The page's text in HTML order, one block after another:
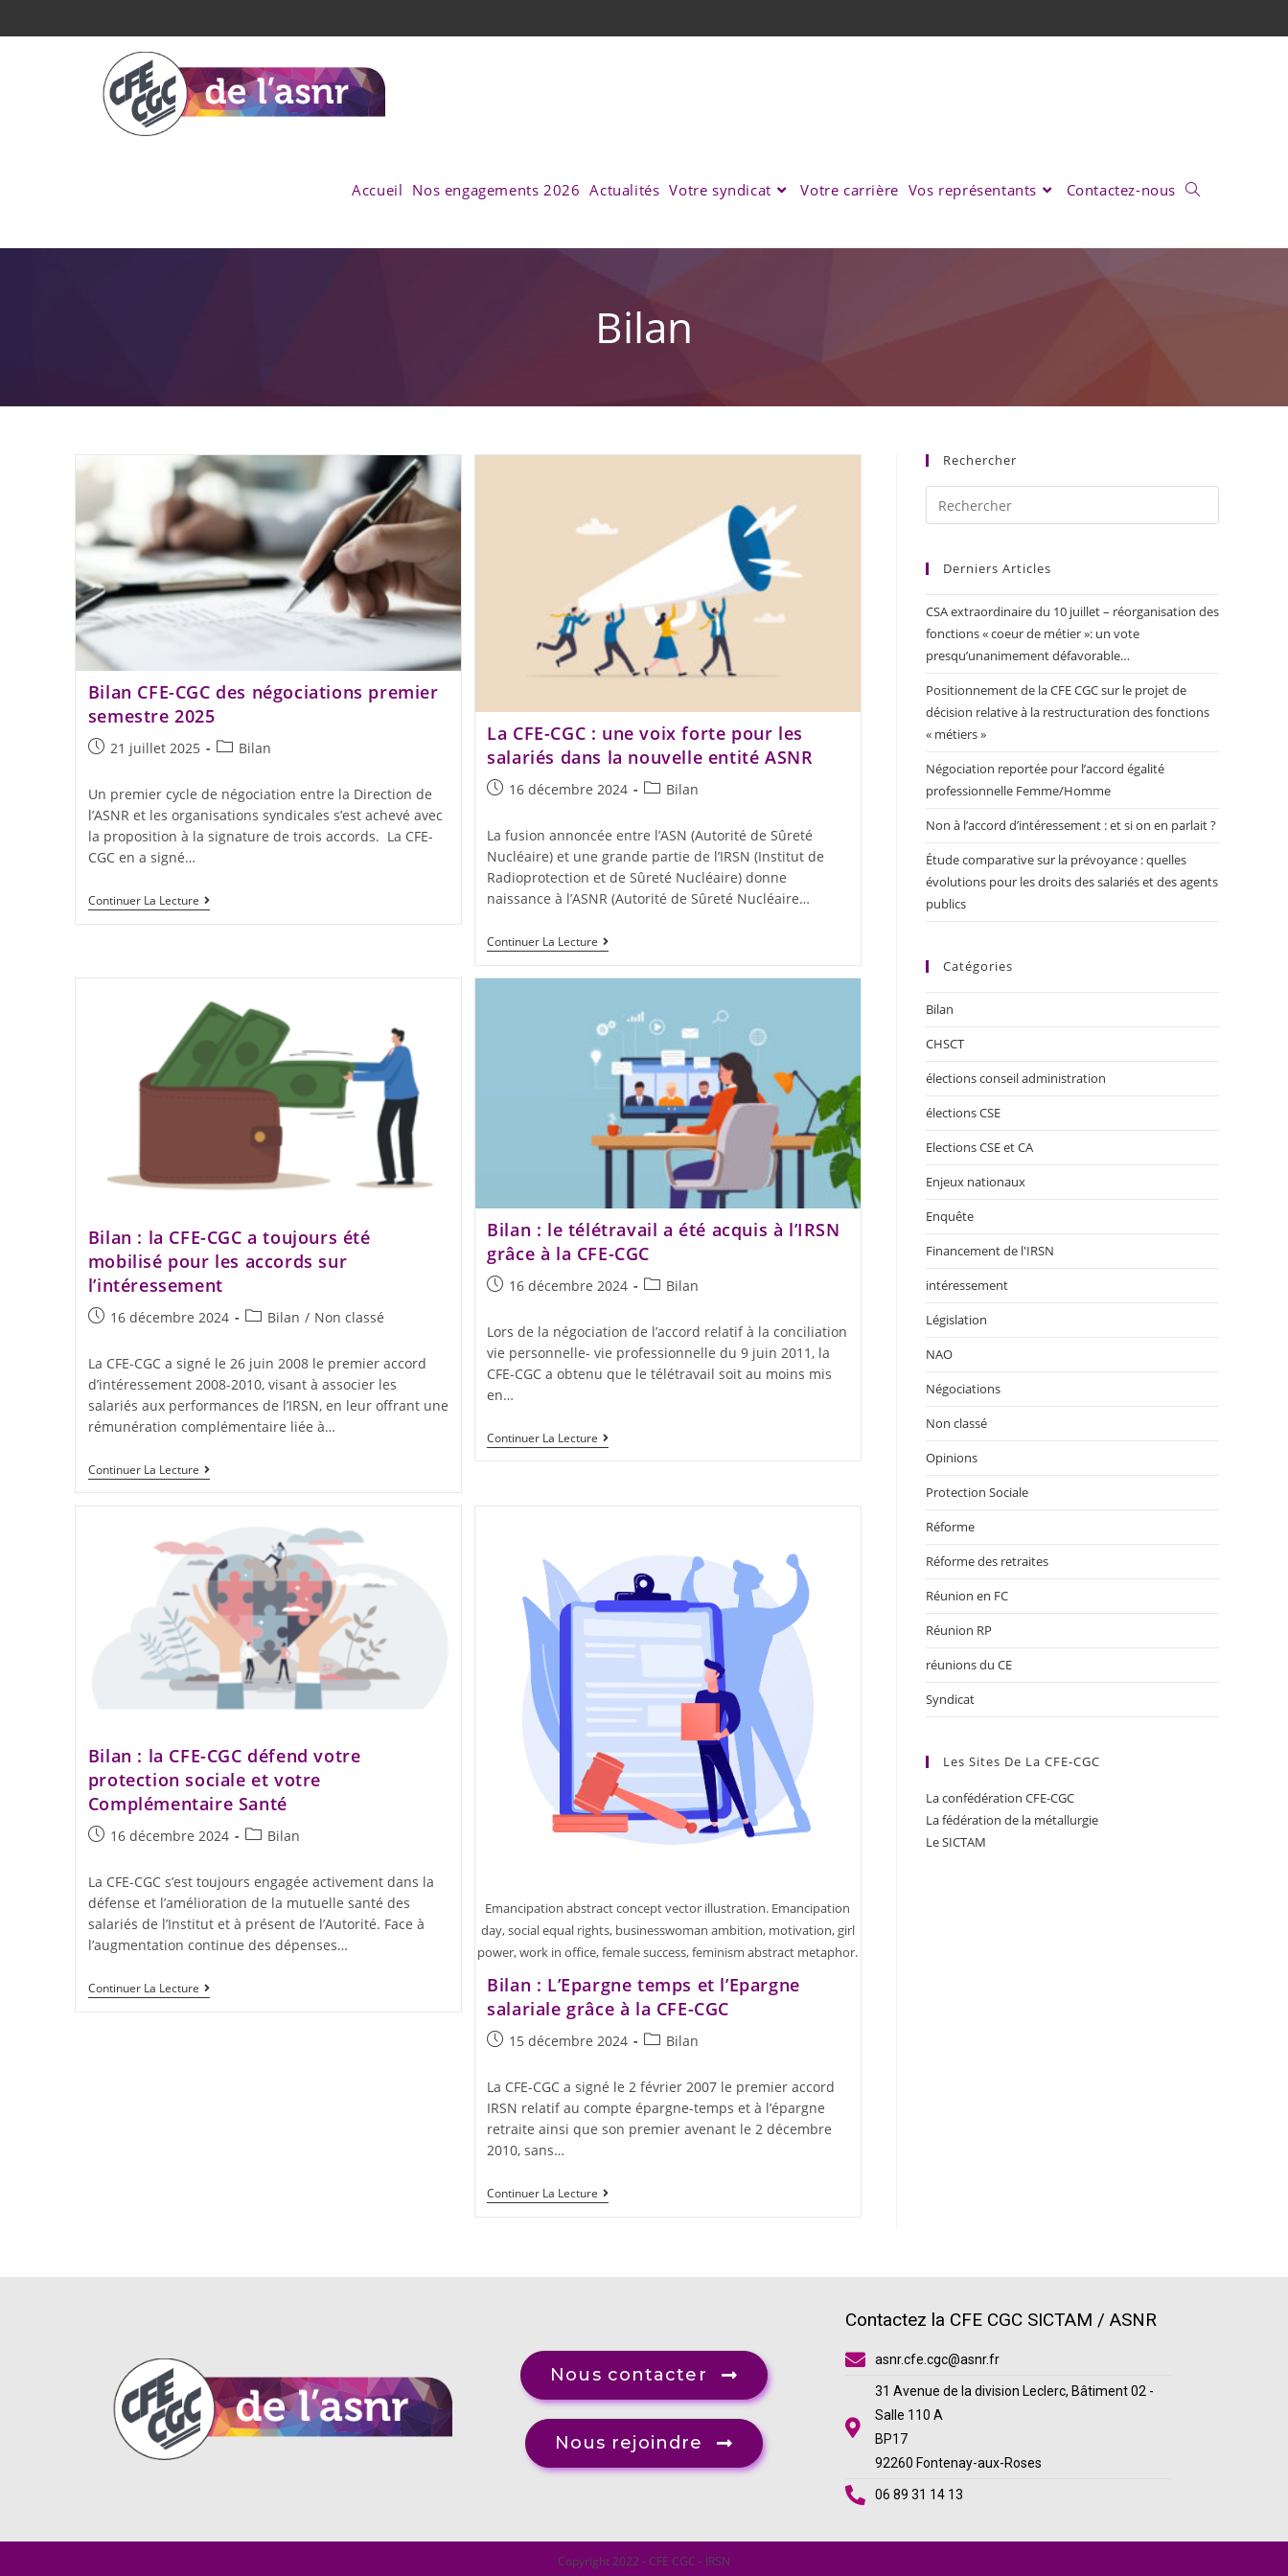
Accueil Nos engagements 2026 Actualités Votre syndicat Votre carrière Vos représentants Contactez-nous
Bilan
Bilan CFE-CGC des négociations premier
semestre 2025
21 juillet 2025 Bilan
Un premier cycle de négociation entre la Direction de
l’ASNR et les organisations syndicales s’est achevé avec
la proposition à la signature de trois accords. La CFE-
CGC en a signé…
Continuer La Lecture
La CFE-CGC : une voix forte pour les
salariés dans la nouvelle entité ASNR
16 décembre 2024 Bilan
La fusion annoncée entre l’ASN (Autorité de Sûreté
Nucléaire) et une grande partie de l’IRSN (Institut de
Radioprotection et de Sûreté Nucléaire) donne
naissance à l’ASNR (Autorité de Sûreté Nucléaire…
Continuer La Lecture
Bilan : la CFE-CGC a toujours été
mobilisé pour les accords sur
l’intéressement
16 décembre 2024 Bilan / Non classé
La CFE-CGC a signé le 26 juin 2008 le premier accord
d’intéressement 2008-2010, visant à associer les
salariés aux performances de l’IRSN, en leur offrant une
rémunération complémentaire liée à…
Continuer La Lecture
Bilan : le télétravail a été acquis à l’IRSN
grâce à la CFE-CGC
16 décembre 2024 Bilan
Lors de la négociation de l’accord relatif à la conciliation
vie personnelle- vie professionnelle du 9 juin 2011, la
CFE-CGC a obtenu que le télétravail soit au moins mis
en…
Continuer La Lecture
Bilan : la CFE-CGC défend votre
protection sociale et votre
Complémentaire Santé
16 décembre 2024 Bilan
La CFE-CGC s’est toujours engagée activement dans la
défense et l’amélioration de la mutuelle santé des
salariés de l’Institut et à présent de l’Autorité. Face à
l’augmentation continue des dépenses…
Continuer La Lecture
Emancipation abstract concept vector illustration. Emancipation
day, social equal rights, businesswoman ambition, motivation, girl
power, work in office, female success, feminism abstract metaphor.
Bilan : L’Epargne temps et l’Epargne
salariale grâce à la CFE-CGC
15 décembre 2024 Bilan
La CFE-CGC a signé le 2 février 2007 le premier accord
IRSN relatif au compte épargne-temps et à l’épargne
retraite ainsi que son premier avenant le 2 décembre
2010, sans…
Continuer La Lecture
Rechercher
Derniers Articles
CSA extraordinaire du 10 juillet – réorganisation des
fonctions « coeur de métier »: un vote
presqu’unanimement défavorable…
Positionnement de la CFE CGC sur le projet de
décision relative à la restructuration des fonctions
« métiers »
Négociation reportée pour l’accord égalité
professionnelle Femme/Homme
Non à l’accord d’intéressement : et si on en parlait ?
Étude comparative sur la prévoyance : quelles
évolutions pour les droits des salariés et des agents
publics
Catégories
Bilan
CHSCT
élections conseil administration
élections CSE
Elections CSE et CA
Enjeux nationaux
Enquête
Financement de l'IRSN
intéressement
Législation
NAO
Négociations
Non classé
Opinions
Protection Sociale
Réforme
Réforme des retraites
Réunion en FC
Réunion RP
réunions du CE
Syndicat
Les Sites De La CFE-CGC
La confédération CFE-CGC
La fédération de la métallurgie
Le SICTAM
Nous contacter
Nous rejoindre
Contactez la CFE CGC SICTAM / ASNR
asnr.cfe.cgc@asnr.fr
31 Avenue de la division Leclerc, Bâtiment 02 -
Salle 110 A
BP17
92260 Fontenay-aux-Roses
06 89 31 14 13
Copyright 2022 - CFE CGC - IRSN